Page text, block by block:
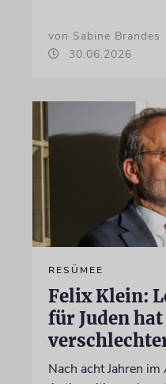
von Sabine Brandes
30.06.2026
RESÜMEE
Felix Klein:
für Juden
Nach acht Jahren